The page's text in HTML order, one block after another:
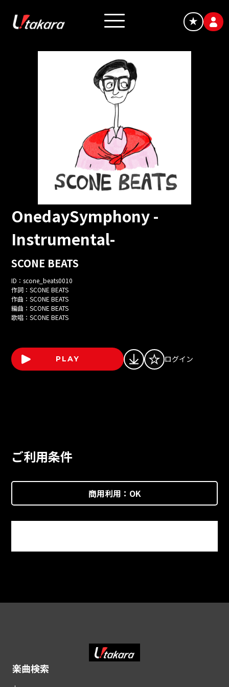
★
OnedaySymphony -
Instrumental-
SCONE BEATS
ID：scone_beats0010
作詞：SCONE BEATS
作曲：SCONE BEATS
編曲：SCONE BEATS
歌唱：SCONE BEATS
PLAY ログイン
ご利用条件
商用利用： OK
楽曲検索